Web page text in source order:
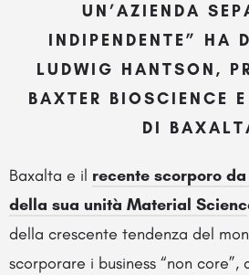
UN’AZIENDA
INDIPENDENTE” HA
LUDWIG HANTSON,
BAXTER BIOSCIENCE
DI
Baxalta e il recente scorporo
della sua unità Material Scienc
della crescente tendenza del
scorporare i business “non